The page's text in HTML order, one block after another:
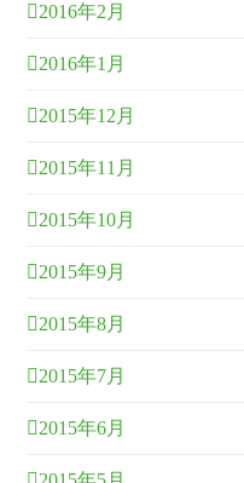
2016年2月
2016年1月
2015年12月
2015年11月
2015年10月
2015年9月
2015年8月
2015年7月
2015年6月